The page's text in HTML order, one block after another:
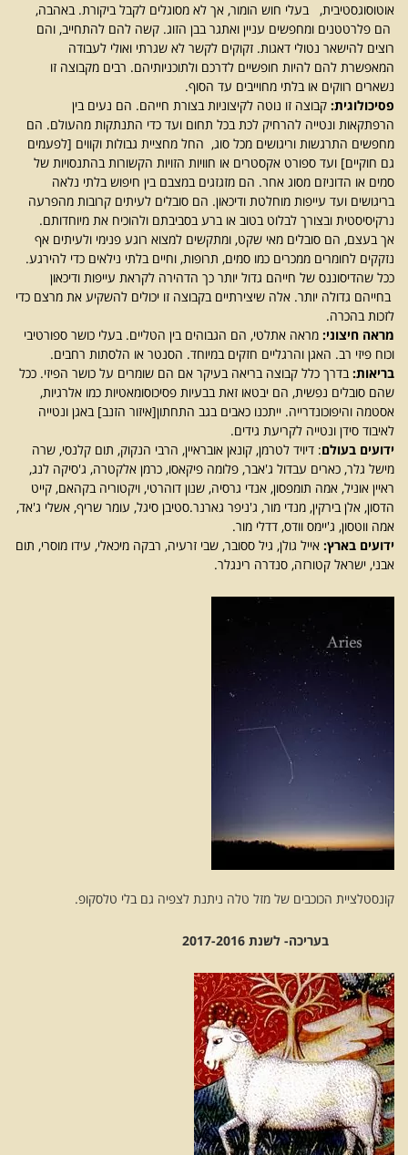
אוטוסוגסטיבית, בעלי חוש הומור, אך לא מסוגלים לקבל ביקורת. באהבה,
הם פלרטטנים ומחפשים עניין ואתגר בבן הזוג. קשה להם להתחייב, והם
רוצים להישאר נטולי דאגות. זקוקים לקשר לא שגרתי ואולי לעבודה
המאפשרת להם להיות חופשיים לדרכם ולתוכניותיהם. רבים מקבוצה זו
נשארים רווקים או בלתי מחוייבים עד הסוף.
פסיכולוגית: קבוצה זו נוטה לקיצוניות בצורת חייהם. הם נעים בין
הרפתקאות ונטייה להרחיק לכת בכל תחום ועד כדי התנתקות מהעולם. הם
מחפשים התרגשות וריגושים מכל סוג, החל מחציית גבולות וקווים [לפעמים
גם חוקיים] ועד ספורט אקסטרים או חוויות הזויות הקשורות בהתנסויות של
סמים או הדוניזם מסוג אחר. הם מזגזגים במצבם בין חיפוש בלתי נלאה
בריגושים ועד עייפות מוחלטת ודיכאון. הם סובלים לעיתים קרובות מהפרעה
נרקיסיסטית ובצורך לבלוט בטוב או ברע בסביבתם ולהוכיח את מיוחדותם.
אך בעצם, הם סובלים מאי שקט, ומתקשים למצוא רוגע פנימי ולעיתים אף
נזקקים לחומרים ממכרים כמו סמים, תרופות, וחיים בלתי נילאים כדי להירגע.
ככל שהדיסוננס של חייהם גדול יותר כך הדהירה לקראת עייפות ודיכאון
בחייהם גדולה יותר. אלה שיצירתיים בקבוצה זו יכולים להשקיע את מרצם כדי
לזכות בהכרה.
מראה חיצוני: מראה אתלטי, הם הגבוהים בין הטליים. בעלי כושר ספורטיבי
וכוח פיזי רב. האגן והרגליים חזקים במיוחד. הסנטר או הלסתות רחבים.
בריאות:בדרך כלל קבוצה בריאה בעיקר אם הם שומרים על כושר הפיזי. ככל
שהם סובלים נפשית, הם יבטאו זאת בבעיות פסיכוסומאטיות כמו אלרגיות,
אסטמה והיפוכונדרייה. ייתכנו כאבים בגב התחתון[איזור הזנב] באגן ונטייה
לאיבוד סידן ונטייה לקריעת גידים.
ידועים בעולם: דיויד לטרמן, קונאן אובראיין, הרבי הנקוק, תום קלנסי, שרה
מישל גלר, כארים עבדול ג'אבר, פלומה פיקאסו, כרמן אלקטרה, ג'סיקה לנג,
ראיין אוניל, אמה תומפסון, אנדי גרסיה, שנון דוהרטי, ויקטוריה בקהאם, קייט
הדסון, אלן בירקין, מנדי מור, ג'ניפר גארנר.סטיבן סיגל, עומר שריף, אשלי ג'אד,
אמה ווטסון, ג'יימס וודס, דדלי מור.
ידועים בארץ: אייל גולן, גיל ססובר, שבי זרעיה, רבקה מיכאלי, עידו מוסרי, תום
אבני, ישראל קטורזה, סנדרה רינגלר.
קונסטלציית הכוכבים של מזל טלה ניתנת לצפיה גם בלי טלסקופ.
בעריכה- לשנת 2017-2016